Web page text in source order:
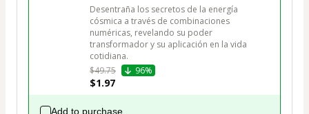
Desentraña los secretos de la energía
cósmica a través de combinaciones
numéricas, revelando su poder
transformador y su aplicación en la vida
cotidiana.
$49.75
96%
$1.97
Add to purchase